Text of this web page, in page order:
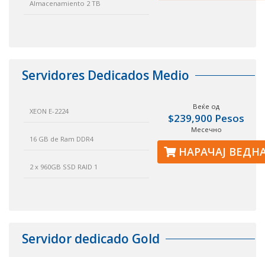
Almacenamiento 2 TB
Servidores Dedicados Medio
XEON E-2224
16 GB de Ram DDR4
2 x 960GB SSD RAID 1
Веќе од
$239,900 Pesos
Месечно
НАРАЧАЈ
Servidor dedicado Gold